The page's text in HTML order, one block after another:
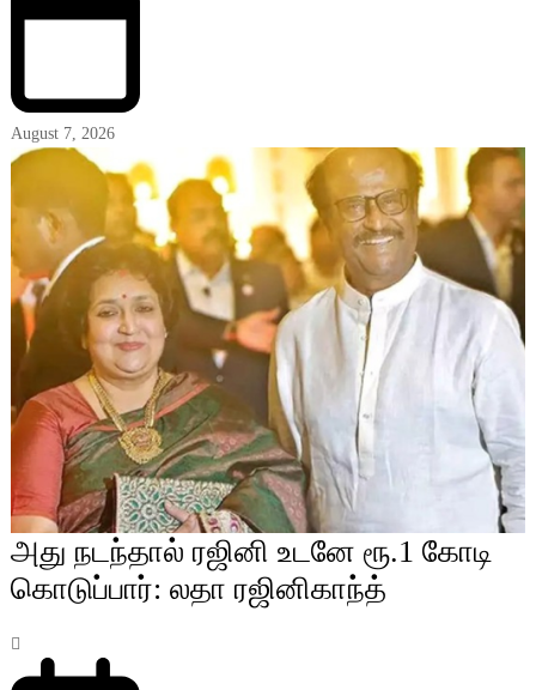
August 7, 2026
அது நடந்தால் ரஜினி உடனே ரூ.1 கோடி
கொடுப்பார்: லதா ரஜினிகாந்த்